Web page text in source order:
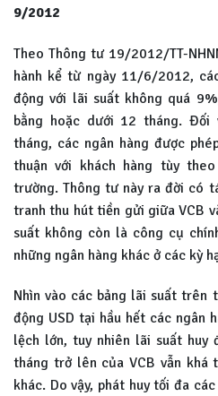
9/2012
Theo Thông tư 19/2012/TT-
hành kể từ ngày 11/6/2012,
động với lãi suất không quá
bằng hoặc dưới 12 tháng.
tháng, các ngân hàng được
thuận với khách hàng tùy
trường. Thông tư này ra đời có
tranh thu hút tiền gửi giữa VCB
suất không còn là công cụ
những ngân hàng khác ở các kỳ
Nhìn vào các bảng lãi suất trên
động USD tại hầu hết các ngân
lệch lớn, tuy nhiên lãi suất huy
tháng trở lên của VCB vẫn khá
khác. Do vậy, phát huy tối đa